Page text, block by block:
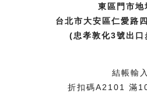
東區門市地
台北市大安區仁愛路
(忠孝敦化3號出口
結帳輸入
折扣碼A2101 滿